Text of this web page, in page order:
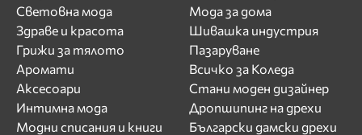
Световна мода
Здраве и красота
Грижи за тялото
Аромати
Аксесоари
Интимна мода
Модни списания и книги
Мода за дома
Шивашка индустрия
Пазаруване
Всичко за Коледа
Стани моден дизайнер
Дропшипинг на дрехи
Български дамски дрехи